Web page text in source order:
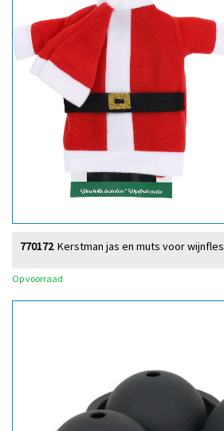
Kerstman jas en muts voor wijnfles
770172
Op voorraad